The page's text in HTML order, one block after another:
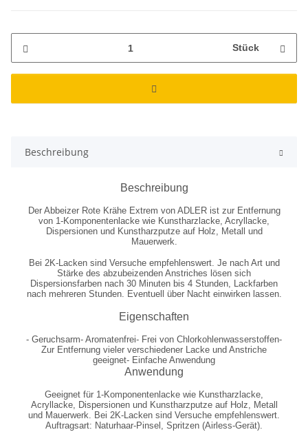
Stück
Beschreibung
Beschreibung
Der Abbeizer Rote Krähe Extrem von ADLER ist zur Entfernung
von 1-Komponentenlacke wie Kunstharzlacke, Acryllacke,
Dispersionen und Kunstharzputze auf Holz, Metall und
Mauerwerk.
Bei 2K-Lacken sind Versuche empfehlenswert. Je nach Art und
Stärke des abzubeizenden Anstriches lösen sich
Dispersionsfarben nach 30 Minuten bis 4 Stunden, Lackfarben
nach mehreren Stunden. Eventuell über Nacht einwirken lassen.
Eigenschaften
- Geruchsarm- Aromatenfrei- Frei von Chlorkohlenwasserstoffen-
Zur Entfernung vieler verschiedener Lacke und Anstriche
geeignet- Einfache Anwendung
Anwendung
Geeignet für 1-Komponentenlacke wie Kunstharzlacke,
Acryllacke, Dispersionen und Kunstharzputze auf Holz, Metall
und Mauerwerk. Bei 2K-Lacken sind Versuche empfehlenswert.
Auftragsart: Naturhaar-Pinsel, Spritzen (Airless-Gerät).